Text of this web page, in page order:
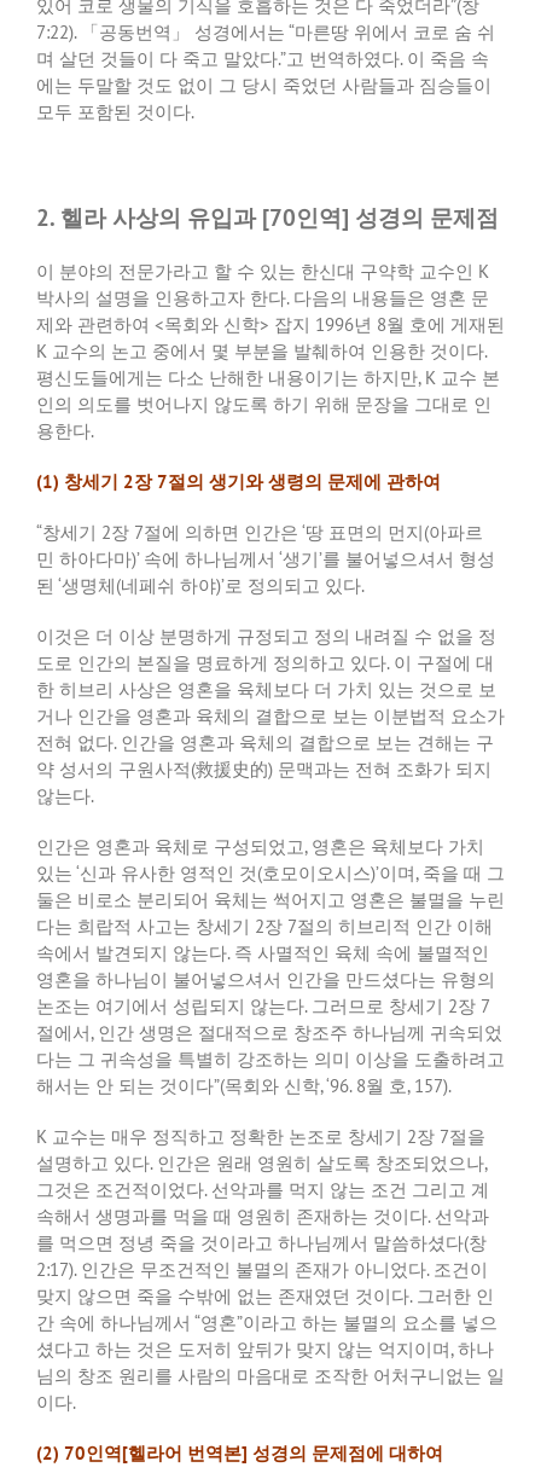
있어 코로 생물의 기식을 호흡하는 것은 다 죽었더라”(창
7:22).
「공동번역」 성경에서는 “마른땅 위에서 코로 숨 쉬
며 살던 것들이 다 죽고 말았다.”고 번역하였다. 이 죽음 속
에는 두말할 것도 없이 그 당시 죽었던 사람들과 짐승들이
모두 포함된 것이다.
2. 헬라 사상의 유입과 [70인역] 성경의 문제점
이 분야의 전문가라고 할 수 있는 한신대 구약학 교수인 K
박사의 설명을 인용하고자 한다. 다음의 내용들은 영혼 문
제와 관련하여 <목회와 신학> 잡지 1996년 8월 호에 게재된
K 교수의 논고 중에서 몇 부분을 발췌하여 인용한 것이다.
평신도들에게는 다소 난해한 내용이기는 하지만, K 교수 본
인의 의도를 벗어나지 않도록 하기 위해 문장을 그대로 인
용한다.
(1) 창세기 2장7절의 생기와 생령의 문제에 관하여
“창세기 2장 7절에 의하면 인간은 ‘땅 표면의 먼지(아파르
민 하아다마)’ 속에 하나님께서 ‘생기’를 불어넣으셔서 형성
된 ‘생명체(네페쉬 하야)’로 정의되고 있다.
이것은 더 이상 분명하게 규정되고 정의 내려질 수 없을 정
도로 인간의 본질을 명료하게 정의하고 있다. 이 구절에 대
한 히브리 사상은 영혼을 육체보다 더 가치 있는 것으로 보
거나 인간을 영혼과 육체의 결합으로 보는 이분법적 요소가
전혀 없다. 인간을 영혼과 육체의 결합으로 보는 견해는 구
약 성서의 구원사적(救援史的) 문맥과는 전혀 조화가 되지
않는다.
인간은 영혼과 육체로 구성되었고, 영혼은 육체보다 가치
있는 ‘신과 유사한 영적인 것(호모이오시스)’이며, 죽을 때 그
둘은 비로소 분리되어 육체는 썩어지고 영혼은 불멸을 누린
다는 희랍적 사고는 창세기 2장 7절의 히브리적 인간 이해
속에서 발견되지 않는다. 즉 사멸적인 육체 속에 불멸적인
영혼을 하나님이 불어넣으셔서 인간을 만드셨다는 유형의
논조는 여기에서 성립되지 않는다. 그러므로 창세기 2장 7
절에서, 인간 생명은 절대적으로 창조주 하나님께 귀속되었
다는 그 귀속성을 특별히 강조하는 의미 이상을 도출하려고
해서는 안 되는 것이다”(목회와 신학, ‘96. 8월 호, 157).
K 교수는 매우 정직하고 정확한 논조로 창세기 2장 7절을
설명하고 있다. 인간은 원래 영원히 살도록 창조되었으나,
그것은 조건적이었다. 선악과를 먹지 않는 조건 그리고 계
속해서 생명과를 먹을 때 영원히 존재하는 것이다. 선악과
를 먹으면 정녕 죽을 것이라고 하나님께서 말씀하셨다(창
2:17). 인간은 무조건적인 불멸의 존재가 아니었다. 조건이
맞지 않으면 죽을 수밖에 없는 존재였던 것이다. 그러한 인
간 속에 하나님께서 “영혼”이라고 하는 불멸의 요소를 넣으
셨다고 하는 것은 도저히 앞뒤가 맞지 않는 억지이며,하나
님의 창조 원리를 사람의 마음대로 조작한 어처구니없는 일
이다.
(2) 70인역[헬라어 번역본] 성경의 문제점에 대하여